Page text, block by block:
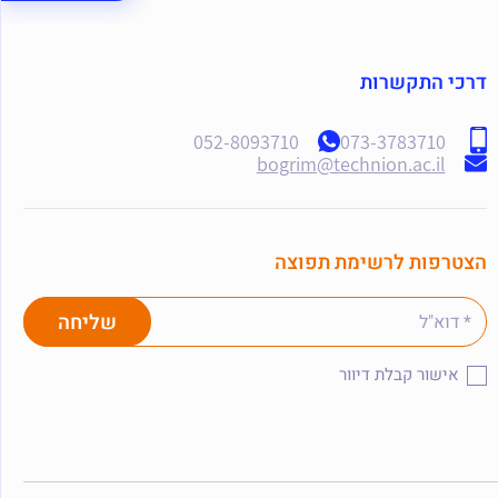
דרכי התקשרות
073-3783710
052-8093710
bogrim@technion.ac.il
הצטרפות לרשימת תפוצה
אישור קבלת דיוור